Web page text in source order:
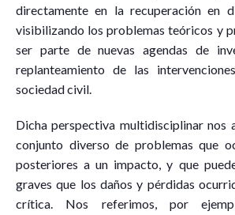
directamente en la recuperación en
visibilizando los problemas teóricos y
ser parte de nuevas agendas de
replanteamiento de las
sociedad civil.
Dicha perspectiva multidisciplinar nos
conjunto diverso de problemas que
posteriores a un impacto, y que
graves que los daños y pérdidas
crítica. Nos referimos, por